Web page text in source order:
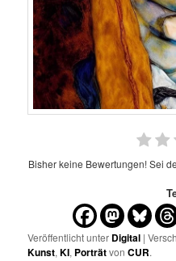
Bisher keine Bewertungen! Sei
Veröffentlicht unter Digital |
Kunst,KI, PorträtvonCUR.